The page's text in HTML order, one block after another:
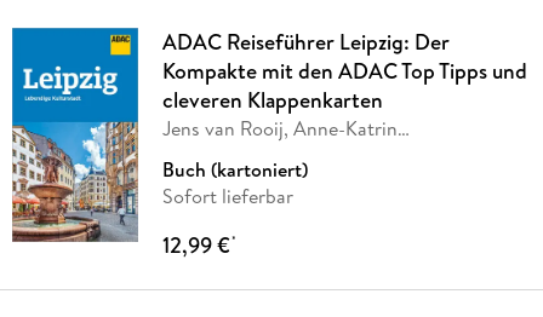
ADAC Reiseführer Leipzig: Der
Kompakte mit den ADAC Top Tipps und
cleveren Klappenkarten
Jens van Rooij, Anne-Katrin
Buch (kartoniert)
Sofort lieferbar
12,99 €*